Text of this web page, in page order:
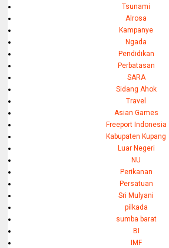
Tsunami
Alrosa
Kampanye
Ngada
Pendidikan
Perbatasan
SARA
Sidang Ahok
Travel
Asian Games
Freeport Indonesia
Kabupaten Kupang
Luar Negeri
NU
Perikanan
Persatuan
Sri Mulyani
pilkada
sumba barat
BI
IMF